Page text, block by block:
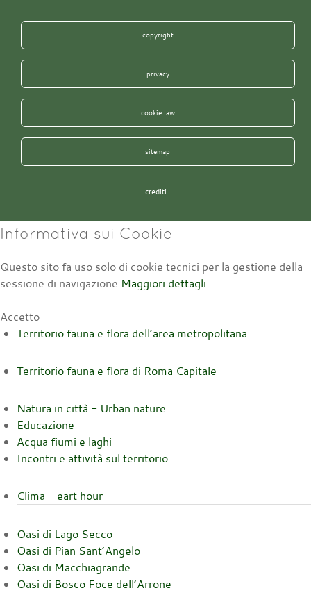
copyright
privacy
cookie law
sitemap
crediti
Informativa sui Cookie
Questo sito fa uso solo di cookie tecnici per la gestione della
sessione di navigazione Maggiori dettagli
Accetto
Territorio fauna e flora dell’area metropolitana
Territorio fauna e flora di Roma Capitale
Natura in città - Urban nature
Educazione
Acqua fiumi e laghi
Incontri e attività sul territorio
Clima - eart hour
Oasi di Lago Secco
Oasi di Pian Sant’Angelo
Oasi di Macchiagrande
Oasi di Bosco Foce dell’Arrone